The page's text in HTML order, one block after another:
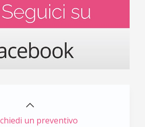
un preventivo